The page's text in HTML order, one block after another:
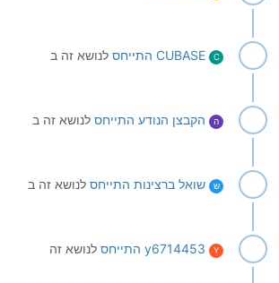
C
CUBASE התייחס לנושא זה ב
ה הקבצן הנודע התייחס לנושא זה ב
ש שואל ברצינות התייחס לנושא זה ב
Y
y6714453 התייחס לנושא זה